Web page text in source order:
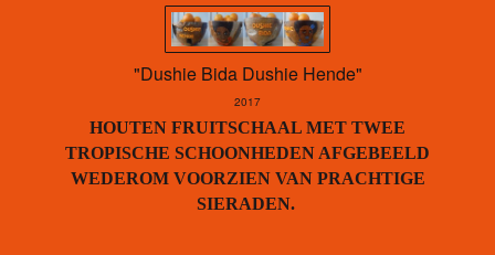
"Dushie Bida Dushie Hende"
2017
HOUTEN FRUITSCHAAL MET TWEE
TROPISCHE SCHOONHEDEN AFGEBEELD
WEDEROM VOORZIEN VAN PRACHTIGE
SIERADEN.